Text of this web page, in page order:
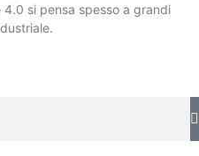
si pensa spesso a grandi